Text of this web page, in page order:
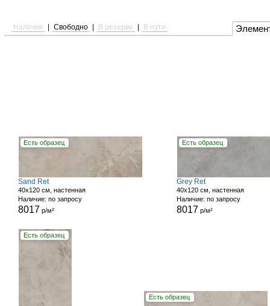
Наличие Свободно В резерве В пути
Есть образец
Sand Ret
40x120 см, настенная
Наличие: по запросу
8017 р/м²
Есть образец
Grey Ret
40x120 см, настенная
Наличие: по запросу
8017 р/м²
Есть образец
Есть образец